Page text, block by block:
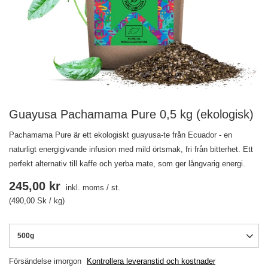
Guayusa Pachamama Pure 0,5 kg (ekologisk)
Pachamama Pure är ett ekologiskt guayusa-te från Ecuador - en
naturligt energigivande infusion med mild örtsmak, fri från bitterhet. Ett
perfekt alternativ till kaffe och yerba mate, som ger långvarig energi.
500g
Försändelse imorgon Kontrollera leveranstid och kostnader
245,00 kr inkl. moms / st.
(490,00 Sk / kg)